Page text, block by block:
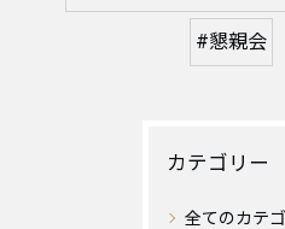
#懇親会
カテゴリー
全てのカテ